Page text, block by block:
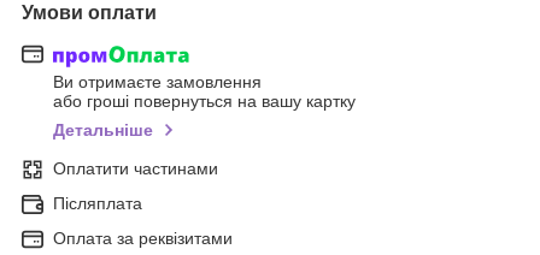
Умови оплати
Ви отримаєте замовлення
або гроші повернуться на вашу картку
Детальніше
Оплатити частинами
Післяплата
Оплата за реквізитами